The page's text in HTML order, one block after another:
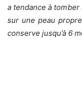
a tendance à
sur une peau
conserve jusqu’à 6